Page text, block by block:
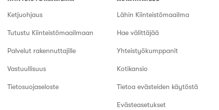
Ketjuohjaus
Tutustu Kiinteistömaailmaan
Palvelut rakennuttajille
Vastuullisuus
Tietosuojaseloste
Lähin Kiinteistömaailma
Hae välittäjää
Yhteistyökumppanit
Kotikansio
Tietoa evästeiden käytöstä
Evästeasetukset